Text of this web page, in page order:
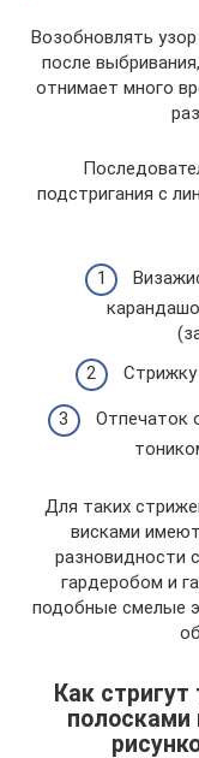
Возобновлять
после
отнимает много
подстригания с
Отпечаток
Для таких
висками
разновидности
гардеробом и
подобные смелые
Как
полосками